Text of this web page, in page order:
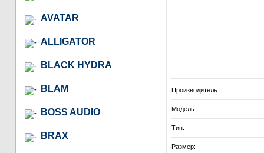
AVATAR
ALLIGATOR
BLACK HYDRA
BLAM
BOSS AUDIO
BRAX
Производитель:
Модель:
Тип:
Размер: